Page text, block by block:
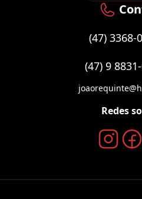
(47) 3368-
(47) 9
Redes